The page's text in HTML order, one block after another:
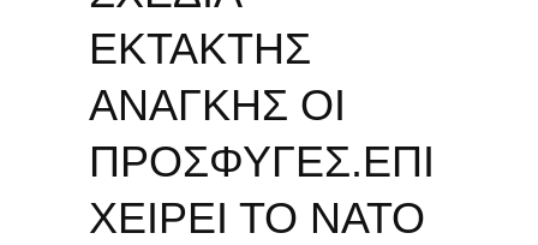
ΕΚΤΑΚΤΗΣ
ΑΝΑΓΚΗΣ ΟΙ
ΠΡΟΣΦΥΓΕΣ.ΕΠΙ
ΧΕΙΡΕΙ ΤΟ ΝΑΤΟ